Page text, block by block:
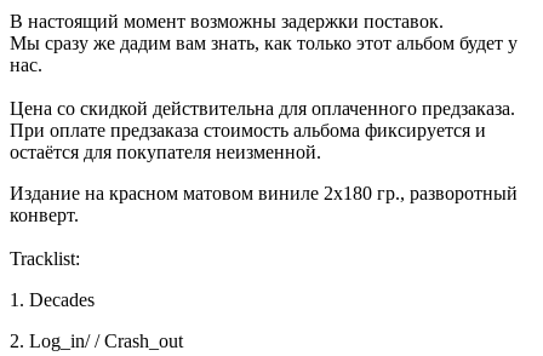
В настоящий момент возможны задержки поставок.
Мы сразу же дадим вам знать, как только этот альбом будет у
нас.
Цена со скидкой действительна для оплаченного предзаказа.
При оплате предзаказа стоимость альбома фиксируется и
остаётся для покупателя неизменной.
Издание на красном матовом виниле 2х180 гр., разворотный
конверт.
Tracklist:
1. Decades
2. Log_in/ / Crash_out